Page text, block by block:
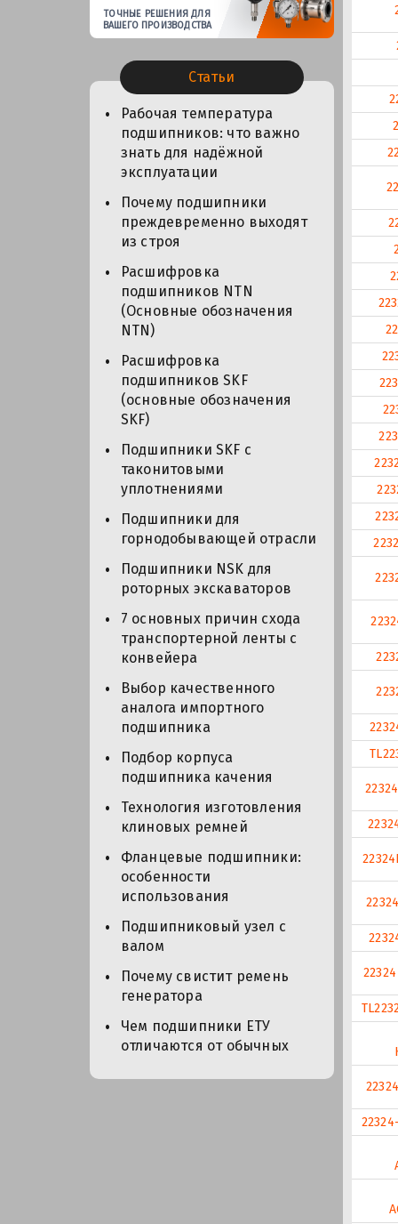
ТОЧНЫЕ РЕШЕНИЯ ДЛЯ
ВАШЕГО ПРОИЗВОДСТВА
Статьи
Рабочая температура
подшипников: что важно
знать для надёжной
эксплуатации
Почему подшипники
преждевременно выходят
из строя
Расшифровка
подшипников NTN
(Основные обозначения
NTN)
Расшифровка
подшипников SKF
(основные обозначения
SKF)
Подшипники SKF с
таконитовыми
уплотнениями
Подшипники для
горнодобывающей отрасли
Подшипники NSK для
роторных экскаваторов
7 основных причин схода
транспортерной ленты с
конвейера
Выбор качественного
аналога импортного
подшипника
Подбор корпуса
подшипника качения
Технология изготовления
клиновых ремней
Фланцевые подшипники:
особенности
использования
Подшипниковый узел с
валом
Почему свистит ремень
генератора
Чем подшипники ЕТУ
отличаются от обычных